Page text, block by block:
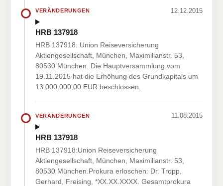
VERÄNDERUNGEN 12.12.2015
HRB 137918
HRB 137918: Union Reiseversicherung
Aktiengesellschaft, München, Maximilianstr. 53,
80530 München. Die Hauptversammlung vom
19.11.2015 hat die Erhöhung des Grundkapitals um
13.000.000,00 EUR beschlossen.
VERÄNDERUNGEN 11.08.2015
HRB 137918
HRB 137918:Union Reiseversicherung
Aktiengesellschaft, München, Maximilianstr. 53,
80530 München.Prokura erloschen: Dr. Tropp,
Gerhard, Freising, *XX.XX.XXXX. Gesamtprokura